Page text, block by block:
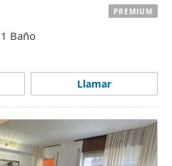
1 Baño
Llamar
PREMIUM